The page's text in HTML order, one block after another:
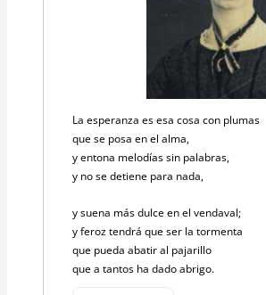
La esperanza es esa cosa con plumas
que se posa en el alma,
y entona melodías sin palabras,
y no se detiene para nada,
y suena más dulce en el vendaval;
y feroz tendrá que ser la tormenta
que pueda abatir al pajarillo
que a tantos ha dado abrigo.